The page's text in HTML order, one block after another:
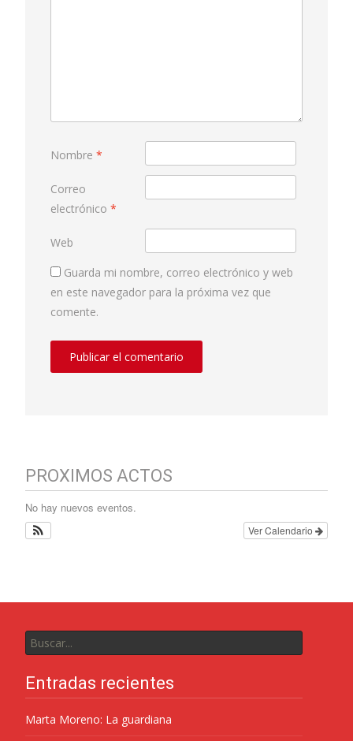
Nombre *
Correo
electrónico *
Web
Guarda mi nombre, correo electrónico y web
en este navegador para la próxima vez que
comente.
PROXIMOS ACTOS
No hay nuevos eventos.
Ver Calendario
Entradas recientes
Marta Moreno: La guardiana